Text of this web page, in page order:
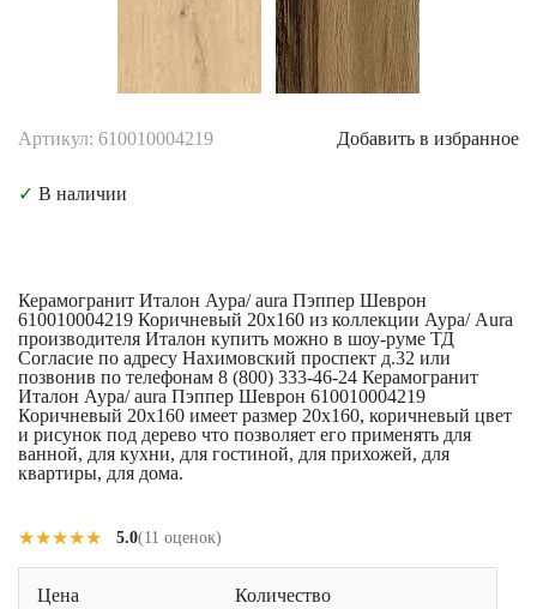
Артикул: 610010004219 Добавить в избранное
✓ В наличии
Керамогранит Италон Аура/ aura Пэппер Шеврон
610010004219 Коричневый 20x160 из коллекции Аура/ Aura
производителя Италон купить можно в шоу-руме ТД
Согласие по адресу Нахимовский проспект д.32 или
позвонив по телефонам 8 (800) 333-46-24 Керамогранит
Италон Аура/ aura Пэппер Шеврон 610010004219
Коричневый 20x160 имеет размер 20x160, коричневый цвет
и рисунок под дерево что позволяет его применять для
ванной, для кухни, для гостиной, для прихожей, для
квартиры, для дома.
★★★★★
★★★★★ 5.0(11 оценок)
Цена Количество